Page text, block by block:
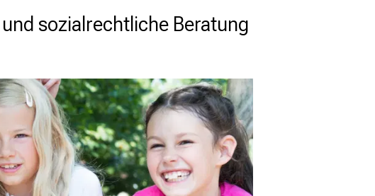
sozialrechtliche Beratung